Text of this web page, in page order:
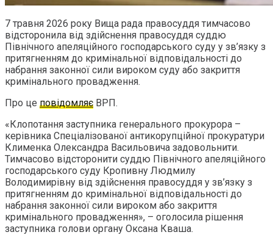
7 травня 2026 року Вища рада правосуддя тимчасово
відсторонила від здійснення правосуддя суддю
Північного апеляційного господарського суду у зв’язку з
притягненням до кримінальної відповідальності до
набрання законної сили вироком суду або закриття
кримінального провадження.
Про це повідомляє ВРП.
«Клопотання заступника генерального прокурора –
керівника Спеціалізованої антикорупційної прокуратури
Клименка Олександра Васильовича задовольнити.
Тимчасово відсторонити суддю Північного апеляційного
господарського суду Кропивну Людмилу
Володимирівну від здійснення правосуддя у зв’язку з
притягненням до кримінальної відповідальності до
набрання законної сили вироком або закриття
кримінального провадження», – оголосила рішення
заступника голови органу Оксана Кваша.